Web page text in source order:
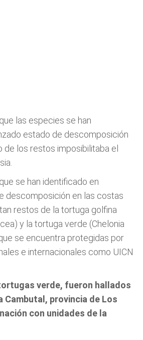
las especies se han
estado de descomposición
de los restos imposibilitaba el
se han identificado en
descomposición en las costas
restos de la tortuga golfina
y la tortuga verde (Chelonia
se encuentra protegidas por
e internacionales como UICN
verde, fueron hallados
Cambutal, provincia de Los
con unidades de la